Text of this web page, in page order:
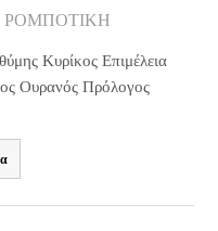
ΡΟΜΠΟΤΙΚΗ
Κυρίκος Επιμέλεια
Ουρανός Πρόλογος